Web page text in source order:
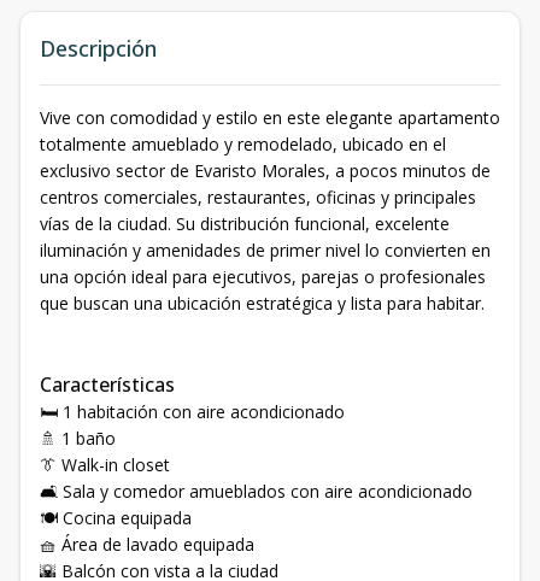
Descripción
Vive con comodidad y estilo en este elegante apartamento
totalmente amueblado y remodelado, ubicado en el
exclusivo sector de Evaristo Morales, a pocos minutos de
centros comerciales, restaurantes, oficinas y principales
vías de la ciudad. Su distribución funcional, excelente
iluminación y amenidades de primer nivel lo convierten en
una opción ideal para ejecutivos, parejas o profesionales
que buscan una ubicación estratégica y lista para habitar.
Características
🛏️ 1 habitación con aire acondicionado
🚿 1 baño
👔 Walk-in closet
🛋️ Sala y comedor amueblados con aire acondicionado
🍽️ Cocina equipada
🧺 Área de lavado equipada
🌇 Balcón con vista a la ciudad